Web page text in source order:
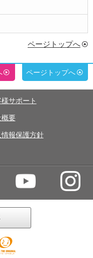
ページトップへ
ページトップへ
サポート
要
報保護方針